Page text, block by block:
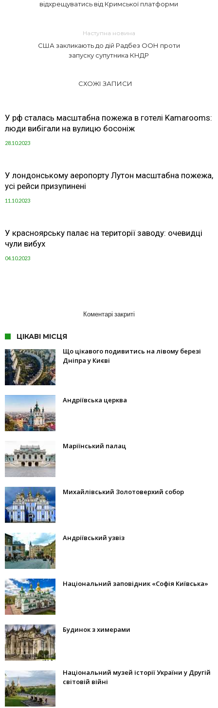
відхрещуватись від Кримської платформи
Наступна новина
США закликають до дій Радбез ООН проти
запуску супутника КНДР
СХОЖІ ЗАПИСИ
У рф сталась масштабна пожежа в готелі Kamarooms:
люди вибігали на вулицю босоніж
28.10.2023
У лондонському аеропорту Лутон масштабна пожежа,
усі рейси призупинені
11.10.2023
У красноярську палає на території заводу: очевидці
чули вибух
04.10.2023
Коментарі закриті
ЦІКАВІ МІСЦЯ
Що цікавого подивитись на лівому березі
Дніпра у Києві
Андріївська церква
Маріїнський палац
Михайлівський Золотоверхий собор
Андріївський узвіз
Національний заповідник «Софія Київська»
Будинок з химерами
Національний музей історії України у Другій
світовій війні